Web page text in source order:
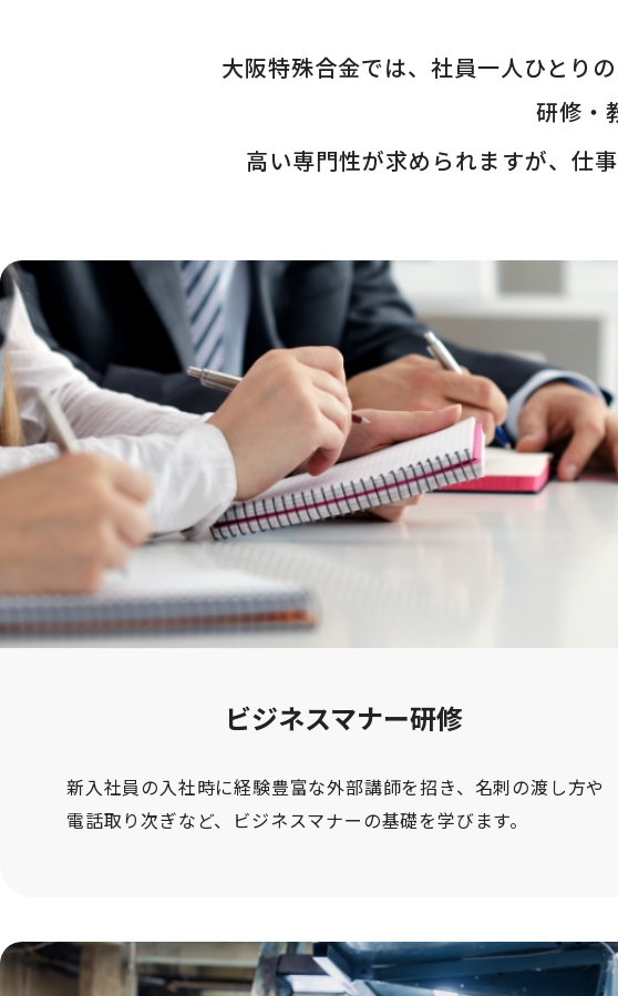
大阪特殊合金では、社員一人ひとり
研修・
高い専門性が求められますが、仕
ビジネスマナー研修
新入社員の入社時に経験豊富な外部講師を招き、名刺の渡し方や
電話取り次ぎなど、ビジネスマナーの基礎を学びます。